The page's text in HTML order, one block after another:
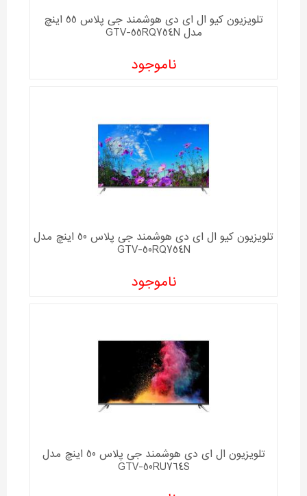
تلویزیون کیو ال ای دی هوشمند جی پلاس 55 اینچ
مدل GTV-55RQ754N
ناموجود
تلویزیون کیو ال ای دی هوشمند جی پلاس 50 اینچ مدل
GTV-50RQ754N
ناموجود
تلویزیون ال ای دی هوشمند جی پلاس 50 اینچ مدل
GTV-50RU764S